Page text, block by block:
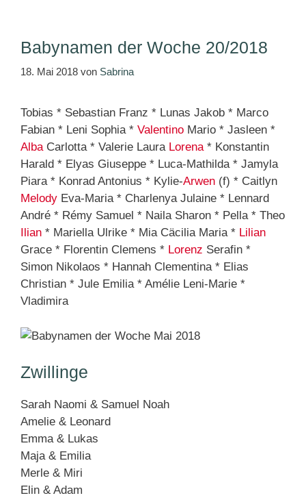
Babynamen der Woche 20/2018
18. Mai 2018 von Sabrina
Tobias * Sebastian Franz * Lunas Jakob * Marco
Fabian * Leni Sophia * Valentino Mario * Jasleen *
AlbaCarlotta * Valerie Laura Lorena* Konstantin
Harald * Elyas Giuseppe * Luca-Mathilda * Jamyla
Piara * Konrad Antonius * Kylie-Arwen (f) * Caitlyn
Melody Eva-Maria * Charlenya Julaine * Lennard
André * Rémy Samuel * Naila Sharon * Pella * Theo
Ilian * Mariella Ulrike * Mia Cäcilia Maria * Lilian
Grace * Florentin Clemens * Lorenz Serafin *
Simon Nikolaos * Hannah Clementina * Elias
Christian * Jule Emilia * Amélie Leni-Marie *
Vladimira
Zwillinge
Sarah Naomi & Samuel Noah
Amelie & Leonard
Emma & Lukas
Maja & Emilia
Merle & Miri
Elin & Adam